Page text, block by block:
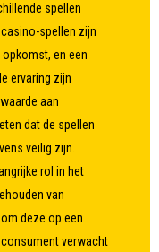
spellen
spellen zijn
en een
ervaring zijn
aan
dat de spellen
veilig zijn.
rol in het
van
deze op een
verwacht